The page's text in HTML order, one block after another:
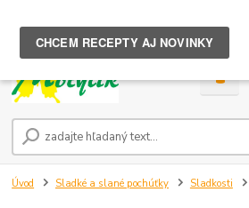
Úvod Sladké a slané pochúťky Sladkosti